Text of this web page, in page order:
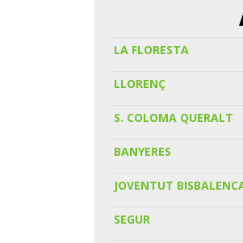
LA FLORESTA
LLORENÇ
S. COLOMA QUERALT
BANYERES
JOVENTUT
SEGUR